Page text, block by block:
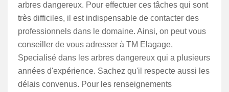
arbres dangereux. Pour effectuer ces tâches qui sont
très difficiles, il est indispensable de contacter des
professionnels dans le domaine. Ainsi, on peut vous
conseiller de vous adresser à TM Elagage,
Specialisé dans les arbres dangereux qui a plusieurs
années d'expérience. Sachez qu'il respecte aussi les
délais convenus. Pour les renseignements